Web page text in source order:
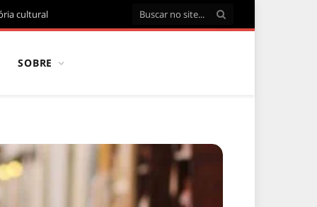
cultural
SOBRE